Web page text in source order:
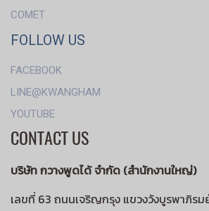
COMET
FOLLOW US
FACEBOOK
LINE@KWANGHAM
YOUTUBE
CONTACT US
บริษัท กวางพูดได้ จำกัด (สำนักงานใหญ่)
เลขที่ 63 ถนนเจริญกรุง แขวงวังบูรพาภิรม